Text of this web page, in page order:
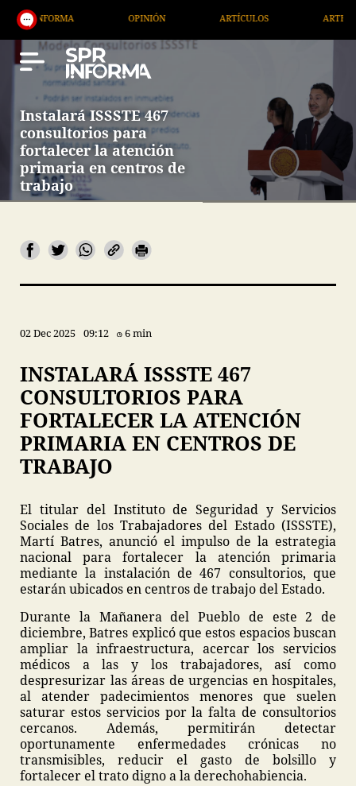
ARTE /
Instalará ISSSTE 467
consultorios para
fortalecer la atención
primaria en centros de
trabajo
02 Dec 2025 09:12 6 min
INSTALARÁ ISSSTE 467
CONSULTORIOS PARA
FORTALECER LA ATENCIÓN
PRIMARIA EN CENTROS DE
TRABAJO
El titular del Instituto de Seguridad y Servicios
Sociales de los Trabajadores del Estado (ISSSTE),
Martí Batres, anunció el impulso de la estrategia
nacional para fortalecer la atención primaria
mediante la instalación de 467 consultorios, que
estarán ubicados en centros de trabajo del Estado.
Durante la Mañanera del Pueblo de este 2 de
diciembre, Batres explicó que estos espacios buscan
ampliar la infraestructura, acercar los servicios
médicos a las y los trabajadores, así como
despresurizar las áreas de urgencias en hospitales,
al atender padecimientos menores que suelen
saturar estos servicios por la falta de consultorios
cercanos. Además, permitirán detectar
oportunamente enfermedades crónicas no
transmisibles, reducir el gasto de bolsillo y
fortalecer el trato digno a la derechohabiencia.